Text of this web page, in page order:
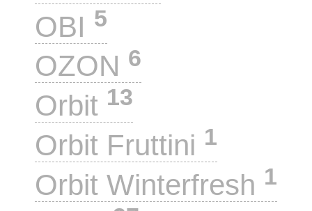
OBI 5
OZON 6
Orbit 13
Orbit Fruttini 1
Orbit Winterfresh 1